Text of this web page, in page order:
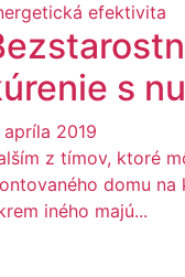
efektivita
s
apríla 2019
z tímov, ktoré
domu
iného majú...